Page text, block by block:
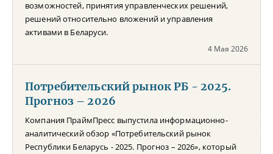
возможностей, принятия управленческих решений,
решений относительно вложений и управления
активами в Беларуси.
4 Мая 2026
Потребительский рынок РБ - 2025.
Прогноз – 2026
Компания ПраймПресс выпустила информационно-
аналитический обзор «Потребительский рынок
Республики Беларусь - 2025. Прогноз – 2026», который